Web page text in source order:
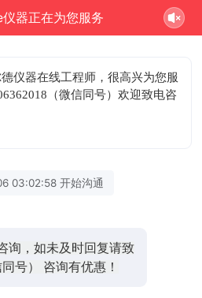
器正在为您服务
德仪器在线工程师，很高兴为您服
（微信同号）欢迎致电咨
03:02:58 开始沟通
询，如未及时回复请致
号） 咨询有优惠！